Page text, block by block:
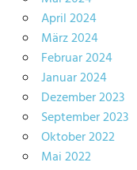
April 2024
März 2024
Februar 2024
Januar 2024
Dezember 2023
September 2023
Oktober 2022
Mai 2022